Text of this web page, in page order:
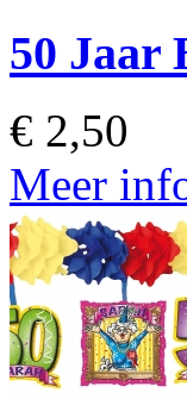
50 Jaar
€ 2,50
Meer